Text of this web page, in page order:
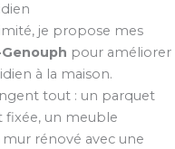
je propose mes
pour améliorer
à la maison.
tout : un parquet
fixée, un meuble
rénové avec une